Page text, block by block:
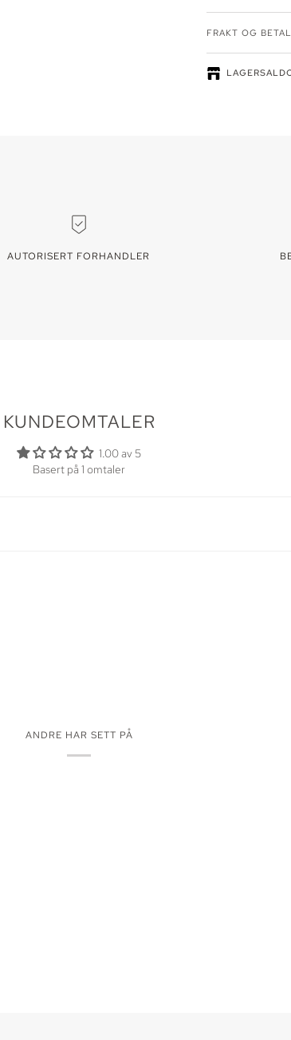
FRAKT OG
AUTORISERT FORHANDLER
KUNDEOMTALER
1.00 av 5
Basert på 1 omtaler
ANDRE HAR SETT PÅ